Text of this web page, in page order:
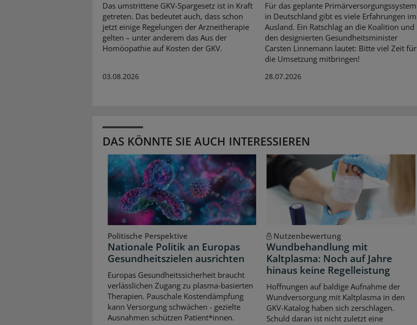
Das umstrittene GKV-Spargesetz ist in Kraft
getreten. Das bedeutet auch, dass schon
jetzt einige Regelungen der Arzneitherapie
gelten – unter anderem das Aus der
Homöopathie auf Kosten der GKV.
03.08.2026
Für das geplante Primärversorgungssystem
in Deutschland gibt es viele Erfahrungen im
Ausland. Ein Ratschlag an die Koalition und
den designierten Gesundheitsminister
Carsten Linnemann lautet: Bitte viel Zeit für
die Umsetzung mitbringen!
28.07.2026
DAS KÖNNTE SIE AUCH INTERESSIEREN
Politische Perspektive
Nationale Politik an Europas
Gesundheitszielen ausrichten
Europas Gesundheitssicherheit braucht
verlässlichen Zugang zu plasma‑basierten
Therapien. Pauschale Kostendämpfung
kann Versorgung schwächen - gezielte
Ausnahmen schützen Patient*innen.
Nutzenbewertung
Wundbehandlung mit
Kaltplasma: Noch auf Jahre
hinaus keine Regelleistung
Hoffnungen auf baldige Aufnahme der
Wundversorgung mit Kaltplasma in den
GKV-Katalog haben sich zerschlagen.
Schuld daran ist nicht zuletzt eine